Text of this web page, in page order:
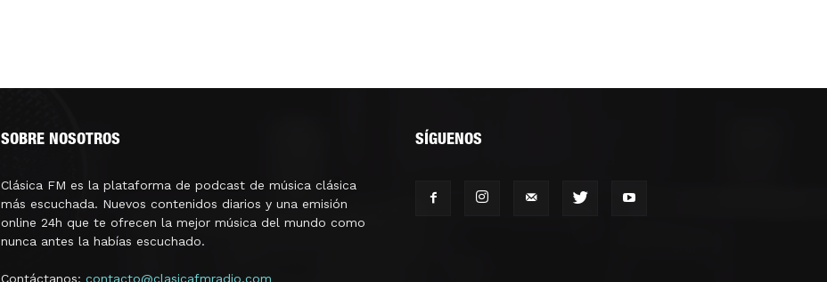
SOBRE NOSOTROS
Clásica FM es la plataforma de podcast de música clásica
más escuchada. Nuevos contenidos diarios y una emisión
online 24h que te ofrecen la mejor música del mundo como
nunca antes la habías escuchado.
Contáctanos: contacto@clasicafmradio.com
SÍGUENOS